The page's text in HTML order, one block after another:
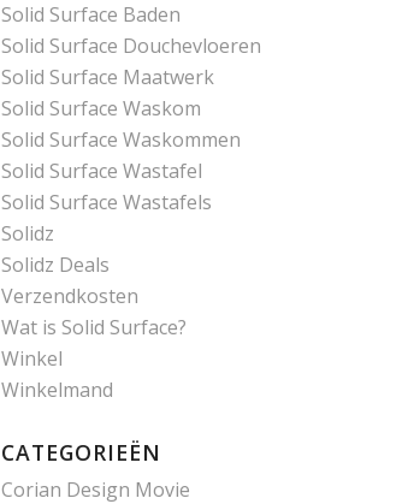
Solid Surface Baden
Solid Surface Douchevloeren
Solid Surface Maatwerk
Solid Surface Waskom
Solid Surface Waskommen
Solid Surface Wastafel
Solid Surface Wastafels
Solidz
Solidz Deals
Verzendkosten
Wat is Solid Surface?
Winkel
Winkelmand
CATEGORIEËN
Corian Design Movie